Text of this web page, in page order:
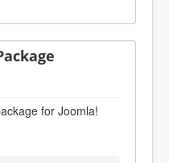
for Joomla!